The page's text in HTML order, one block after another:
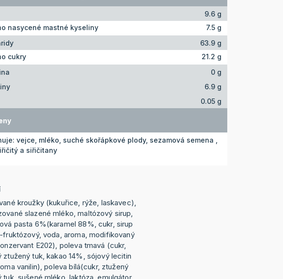
9.6 g
nasycené mastné kyseliny
7.5 g
63.9 g
cukry
21.2 g
0 g
6.9 g
0.05 g
vejce, mléko, suché skořápkové plody, sezamová semena ,
a siřičitany
kroužky (kukuřice, rýže, laskavec),
slazené mléko, maltózový sirup,
pasta 6%(karamel 88%, cukr, sirup
fruktózový, voda, aroma, modifikovaný
E202), poleva tmavá (cukr,
ztužený tuk, kakao 14%, sójový lecitin
vanilin), poleva bílá(cukr, ztužený
tuk, sušené mléko, laktóza, emulgátor